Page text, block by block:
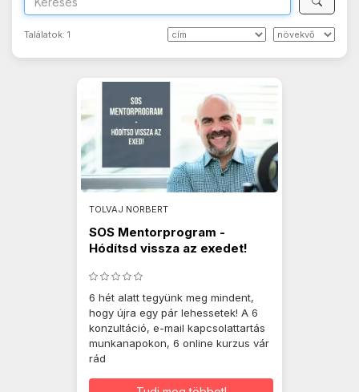
Találatok: 1
TOLVAJ NORBERT
SOS Mentorprogram -
Hódítsd vissza az exedet!
6 hét alatt tegyünk meg mindent,
hogy újra egy pár lehessetek! A 6
konzultáció, e-mail kapcsolattartás
munkanapokon, 6 online kurzus vár
rád